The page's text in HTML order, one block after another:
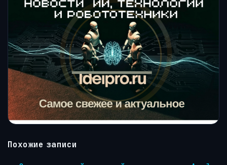
Похожие записи